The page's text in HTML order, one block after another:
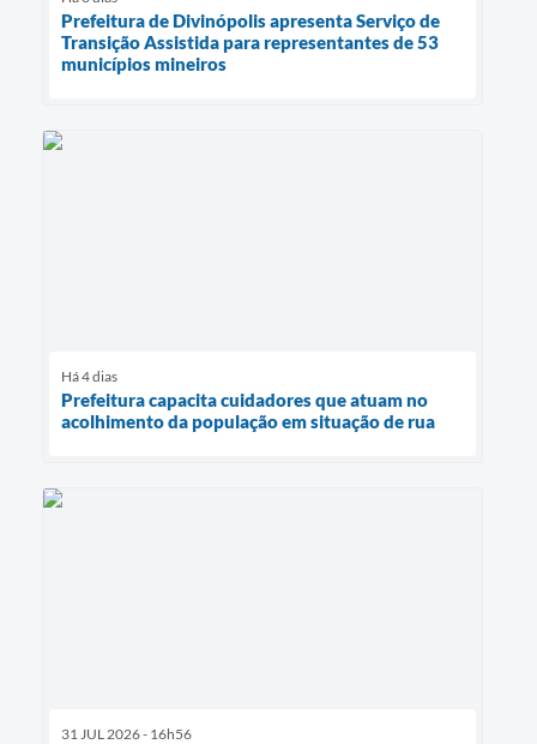
Prefeitura de Divinópolis apresenta Serviço de
Transição Assistida para representantes de 53
municípios mineiros
Há 4 dias
Prefeitura capacita cuidadores que atuam no
acolhimento da população em situação de rua
31 JUL 2026 - 16h56